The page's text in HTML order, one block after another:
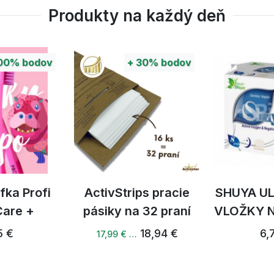
Sú ideálnym pomocníkom v domácnosti, na
Vzhľadom na ich silu sú určené prioritne na
nenahrádzajú žiadne liečivá. Uvedené
vlastný úsudok pred jeho použitím, prípadne sa
vrámci aromaterapie sú rôzne. Esenciálne oleje
Produkty na každý deň
bodov
Profi
+
€
+ 30% bodov
ActivStrips pracie
pásiky na 32 praní
17,99 € … 18,94 €
SHUYA
VLOŽKY